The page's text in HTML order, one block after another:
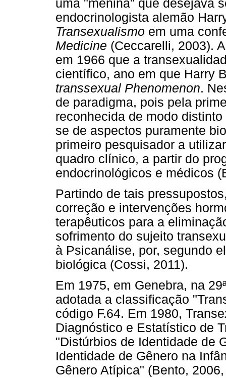
uma "menina" que desejava
endocrinologista alemão
Transexualismo em uma
Medicine (Ceccarelli, 2003).
em 1966 que a
científico, ano em que Harry
transsexual Phenomenon.
de paradigma, pois pela
reconhecida de modo
se de aspectos puramente
primeiro pesquisador a
quadro clínico, a partir do
endocrinológicos e médicos
Partindo de tais
correção e intervenções
terapêuticos para a
sofrimento do sujeito
à Psicanálise, por, segundo
biológica (Cossi, 2011).
Em 1975, em Genebra, na
adotada a classificação
código F.64. Em 1980,
Diagnóstico e Estatístico de
"Distúrbios de Identidade de
Identidade de Gênero na
Gênero Atípica" (Bento,